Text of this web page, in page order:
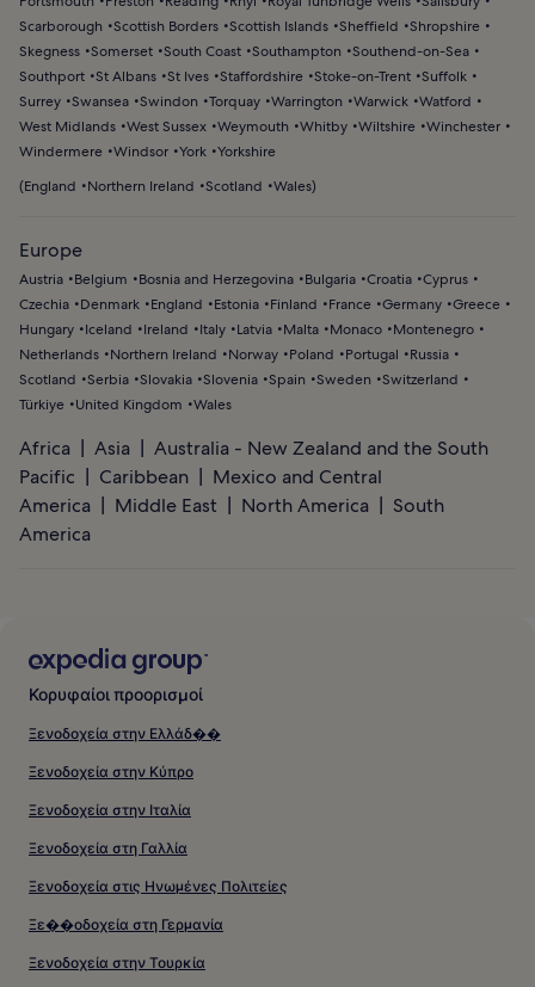
Scarborough
Scottish Borders Scottish Islands Sheffield
Shropshire
Skegness Somerset South Coast Southampton
Southend-on-Sea
Southport St Albans St Ives Staffordshire Stoke-on-Trent Suffolk
Surrey Swansea Swindon Torquay Warrington Warwick Watford
West Midlands West Sussex Weymouth Whitby Wiltshire Winchester
Windermere Windsor York Yorkshire
(England Northern Ireland Scotland Wales)
Europe
Austria Belgium Bosnia and Herzegovina Bulgaria Croatia Cyprus
Czechia
Denmark England Estonia Finland France Germany Greece
Hungary
Iceland Ireland Italy Latvia Malta Monaco
Montenegro
Netherlands
Northern Ireland Norway Poland Portugal
Russia
Scotland
Serbia Slovakia Slovenia Spain Sweden
Switzerland
Türkiye
United Kingdom Wales
Africa Asia
Australia - New Zealand and the South
Pacific
Caribbean
Mexico and Central
America
Middle East North America
South
America
Κορυφαίοι προορισμοί
Ξενοδοχεία στην Ελλάδ��
Ξενοδοχεία στην Κύπρο
Ξενοδοχεία στην Ιταλία
Ξενοδοχεία στη Γαλλία
Ξενοδοχεία στις Ηνωμένες Πολιτείες
Ξε��οδοχεία στη Γερμανία
Ξενοδοχεία στην Τουρκία